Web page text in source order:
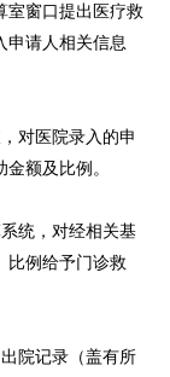
室窗口提出医疗救
申请人相关信息
对医院录入的申
额及比例。
统，对经相关基
比例给予门诊救
院记录（盖有所